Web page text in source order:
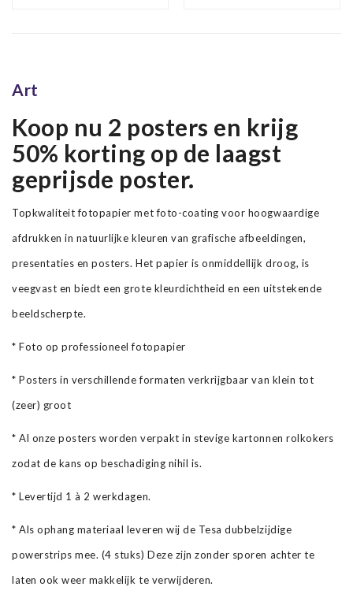
Art
Koop nu 2 posters en krijg
50% korting op de laagst
geprijsde poster.
Topkwaliteit fotopapier met foto-coating voor hoogwaardige
afdrukken in natuurlijke kleuren van grafische afbeeldingen,
presentaties en posters. Het papier is onmiddellijk droog, is
veegvast en biedt een grote kleurdichtheid en een uitstekende
beeldscherpte.
* Foto op professioneel fotopapier
* Posters in verschillende formaten verkrijgbaar van klein tot
(zeer) groot
* Al onze posters worden verpakt in stevige kartonnen rolkokers
zodat de kans op beschadiging nihil is.
* Levertijd 1 à 2 werkdagen.
* Als ophang materiaal leveren wij de Tesa dubbelzijdige
powerstrips mee. (4 stuks) Deze zijn zonder sporen achter te
laten ook weer makkelijk te verwijderen.